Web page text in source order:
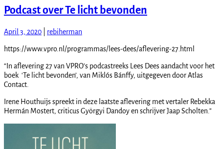
Podcast over Te licht bevonden
April 3, 2020 rebiherman
https://www.vpro.nl/programmas/lees-dees/aflevering-27.html
“In aflevering 27 van VPRO’s podcastreeks Lees Dees aandacht voor het
boek ‘Te licht bevonden’, van Miklós Bánffy, uitgegeven door Atlas
Contact.
Irene Houthuijs spreekt in deze laatste aflevering met vertaler Rebekka
Hermán Mostert, criticus Györgyi Dandoy en schrijver Jaap Scholten.”